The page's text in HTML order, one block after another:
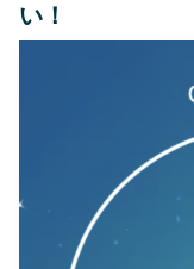
い！